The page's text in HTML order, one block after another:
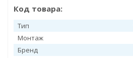
Код товара:
Тип
Монтаж
Бренд